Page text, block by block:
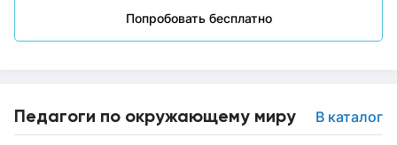
Попробовать бесплатно
Педагоги по окружающему миру В каталог